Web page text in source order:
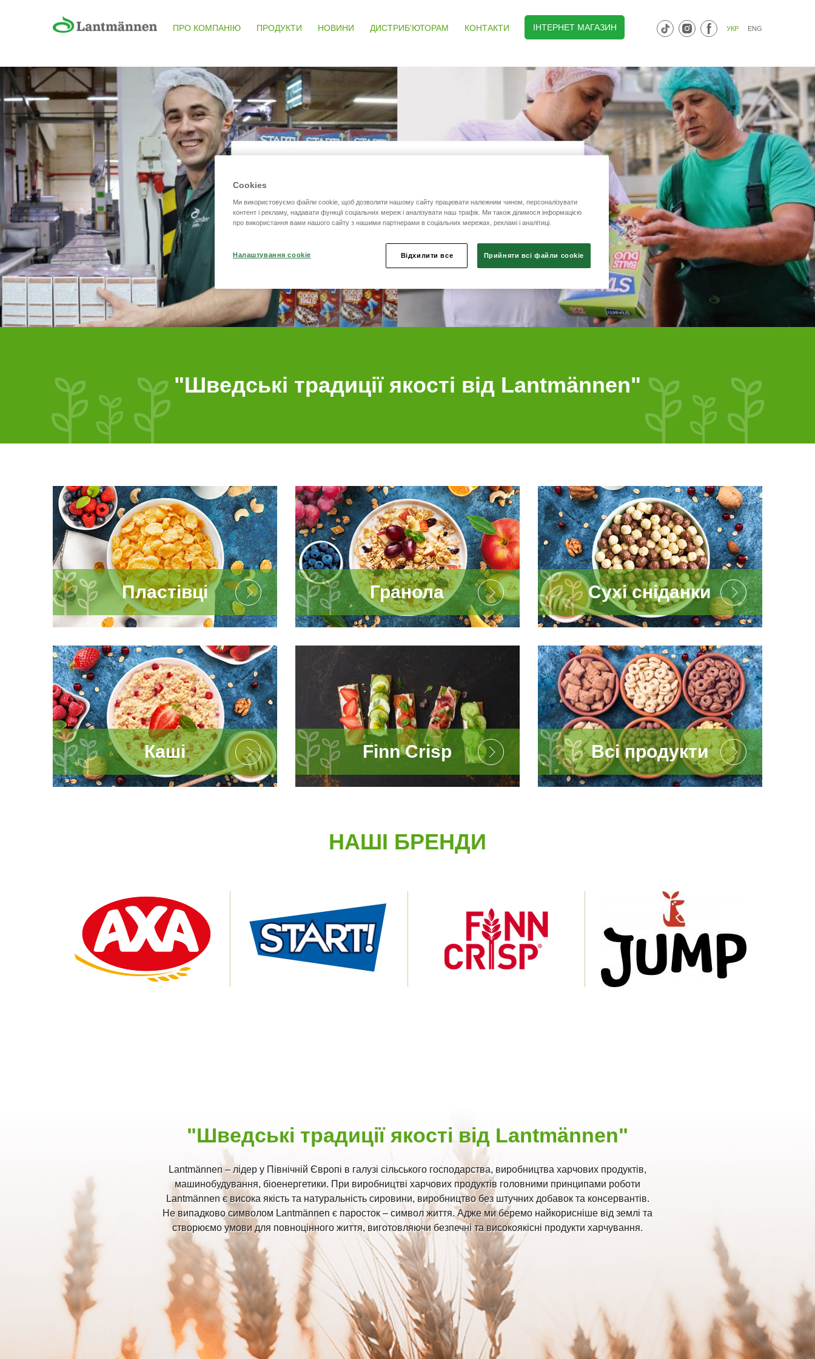
ІНТЕРНЕТ МАГАЗИН УКР ENG
ПРО КОМПАНІЮ ПРОДУКТИ НОВИНИ ДИСТРИБ'ЮТОРАМ КОНТАКТИ
"Шведські традиції якості від Lantmännen"
Пластівці Гранола Сухі сніданки
Каші Finn Crisp Всі продукти
НАШІ БРЕНДИ
"Шведські традиції якості від Lantmännen"
Lantmännen – лідер у Північній Європі в галузі сільського господарства, виробництва харчових продуктів,
машинобудування, біоенергетики. При виробництві харчових продуктів головними принципами роботи
Lantmännen є висока якість та натуральність сировини, виробництво без штучних добавок та консервантів.
Не випадково символом Lantmännen є паросток – символ життя. Адже ми беремо найкорисніше від землі та
створюємо умови для повноцінного життя, виготовляючи безпечні та високоякісні продукти харчування.
Cookies
Ми використовуємо файли cookie, щоб дозволити нашому сайту працювати належним чином, персоналізувати
контент і рекламу, надавати функції соціальних мереж і аналізувати наш трафік. Ми також ділимося інформацією
про використання вами нашого сайту з нашими партнерами в соціальних мережах, рекламі і аналітиці.
Налаштування cookie Відхилити все Прийняти всі файли сookie